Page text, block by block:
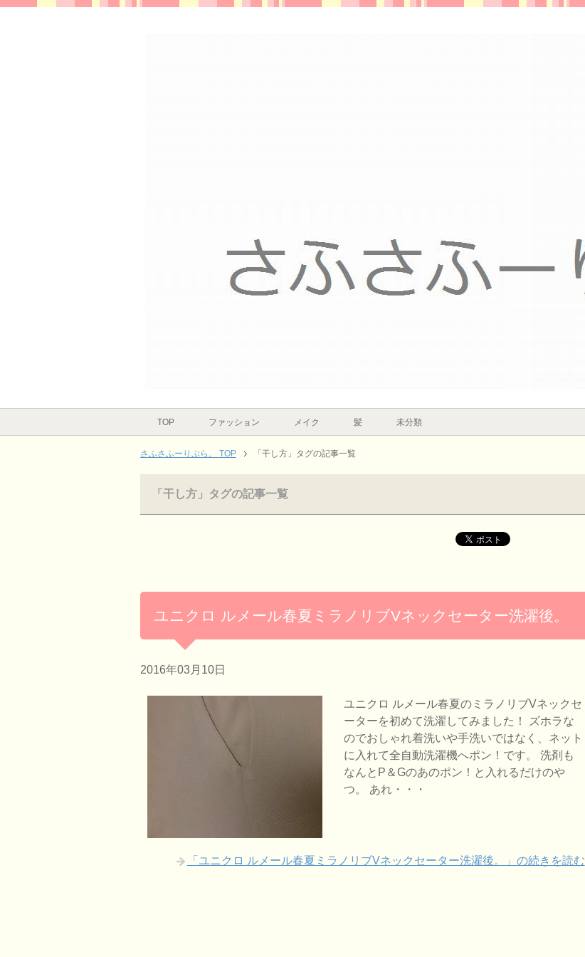
TOP ファッション メイク 髪 未分類
さふさふーりぶら。 TOP 「干し方」タグの記事一覧
「干し方」タグの記事一覧
ユニクロ ルメール春夏ミラノリブVネックセーター洗濯後。
2016年03月10日
ユニクロ ルメール春夏のミラノリブVネックセ
ーターを初めて洗濯してみました！ ズホラな
のでおしゃれ着洗いや手洗いではなく、ネット
に入れて全自動洗濯機へポン！です。 洗剤も
なんとP＆Gのあのポン！と入れるだけのや
つ。 あれ・・・
「ユニクロ ルメール春夏ミラノリブVネックセーター洗濯後。」の続きを読む